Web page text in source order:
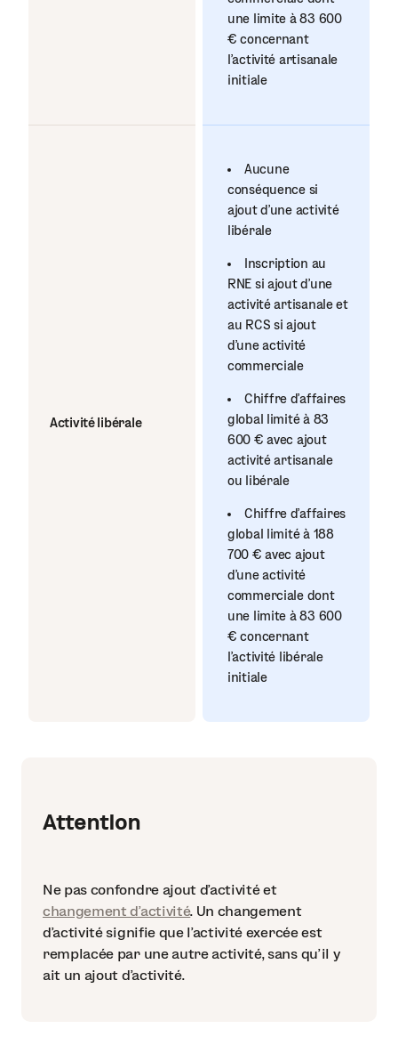
une limite à 83 600
€ concernant
l’activité artisanale
initiale
Activité libérale
Aucune
conséquence si
ajout d’une activité
libérale
Inscription au
RNE si ajout d’une
activité artisanale et
au RCS si ajout
d’une activité
commerciale
Chiffre d’affaires
global limité à 83
600 € avec ajout
activité artisanale
ou libérale
Chiffre d’affaires
global limité à 188
700 € avec ajout
d’une activité
commerciale dont
une limite à 83 600
€ concernant
l’activité libérale
initiale
Attention
Ne pas confondre ajout d’activité et
changement d’activité. Un changement
d’activité signifie que l’activité exercée est
remplacée par une autre activité, sans qu’il y
ait un ajout d’activité.